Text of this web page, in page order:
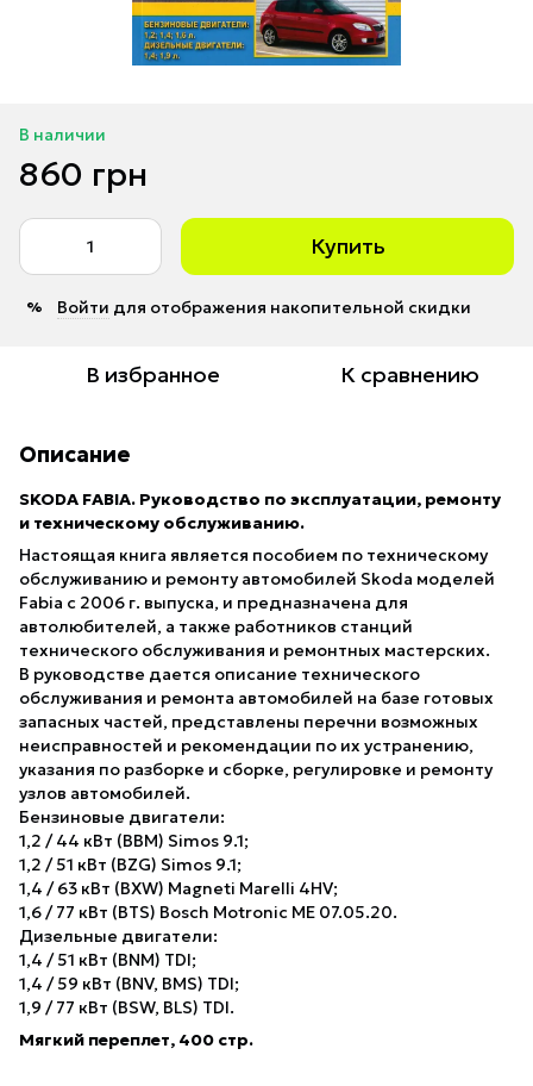
В наличии
860 грн
Купить
% Войти для отображения накопительной скидки
В избранное К сравнению
Описание
SKODA FABIA. Руководство по эксплуатации, ремонту
и техническому обслуживанию.
Настоящая книга является пособием по техническому
обслуживанию и ремонту автомобилей Skoda моделей
Fabia с 2006 г. выпуска, и предназначена для
автолюбителей, а также работников станций
технического обслуживания и ремонтных мастерских.
В руководстве дается описание технического
обслуживания и ремонта автомобилей на базе готовых
запасных частей, представлены перечни возможных
неисправностей и рекомендации по их устранению,
указания по разборке и сборке, регулировке и ремонту
узлов автомобилей.
Бензиновые двигатели:
1,2 / 44 кВт (BBM) Simos 9.1;
1,2 / 51 кВт (BZG) Simos 9.1;
1,4 / 63 кВт (BXW) Magneti Marelli 4HV;
1,6 / 77 кВт (BTS) Bosch Motronic ME 07.05.20.
Дизельные двигатели:
1,4 / 51 кВт (BNM) TDI;
1,4 / 59 кВт (BNV, BMS) TDI;
1,9 / 77 кВт (BSW, BLS) TDI.
Мягкий переплет, 400 стр.